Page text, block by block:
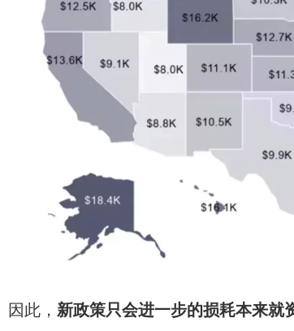
因此， 新政策只会进一步的损耗本来就